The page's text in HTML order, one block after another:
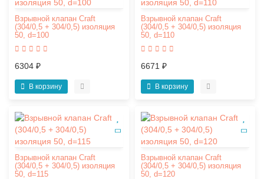
Взрывной клапан Craft
(304/0,5 + 304/0,5) изоляция
50, d=100
6304 ₽
В корзину
Взрывной клапан Craft
(304/0,5 + 304/0,5) изоляция
50, d=110
6671 ₽
В корзину
Взрывной клапан Craft
(304/0,5 + 304/0,5) изоляция
50, d=115
Взрывной клапан Craft
(304/0,5 + 304/0,5) изоляция
50, d=120